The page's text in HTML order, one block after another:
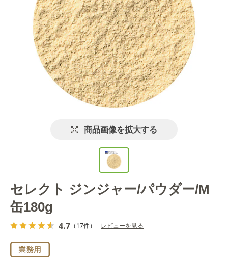
商品画像を拡大する
セレクト ジンジャー/パウダー/M
缶180g
4.7 （17件） レビューを見る